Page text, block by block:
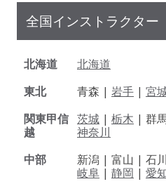
全国インストラクター
北海道
北海道
東北
青森 | 岩手 | 宮
関東甲信
越
茨城 | 栃木 | 群
神奈川
中部
新潟 | 富山 | 石
岐阜 | 静岡 | 愛